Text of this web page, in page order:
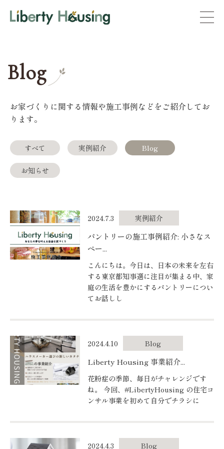
Blog
お家づくりに関する情報や施工事例などをご紹介してお
ります。
すべて 実例紹介 Blog
お知らせ
2024.7.3 実例紹介
パントリーの施工事例紹介: 小さなス
ペー...
こんにちは。今日は、日本の未来を左右
する東京都知事選に注目が集まる中、家
庭の生活を豊かにするパントリーについ
てお話しし
2024.4.10 Blog
Liberty Housing 事業紹介...
花粉症の季節、毎日がチャレンジです
ね。 今回、#LibertyHousing の住宅コ
ンサル事業を初めて自分でチラシに
2024.4.3 Blog